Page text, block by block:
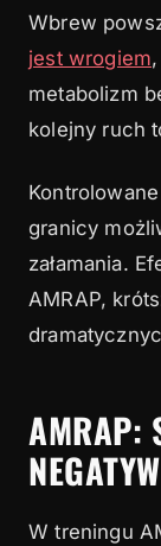
Wbrew
jest wrogiem
metabolizm
kolejny ruch
granicy
załamania.
AMRAP,
AMRAP:
W treningu